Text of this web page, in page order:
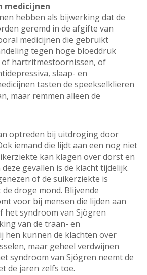
medicijnen
hebben als bijwerking dat de
geremd in de afgifte van
medicijnen die gebruikt
tegen hoge bloeddruk
hartritmestoornissen, of
slaap- en
tasten de speekselklieren
maar remmen alleen de
optreden bij uitdroging door
iemand die lijdt aan een nog niet
kan klagen over dorst en
gevallen is de klacht tijdelijk.
of de suikerziekte is
droge mond. Blijvende
voor bij mensen die lijden aan
het syndroom van Sjögren
van de traan- en
hen kunnen de klachten over
maar geheel verdwijnen
syndroom van Sjögren neemt de
de jaren zelfs toe.